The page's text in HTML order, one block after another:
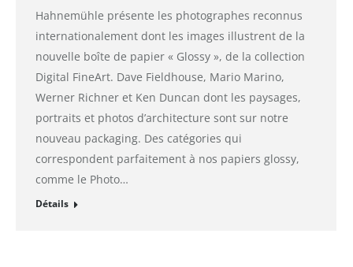
Hahnemühle présente les photographes reconnus
internationalement dont les images illustrent de la
nouvelle boîte de papier « Glossy », de la collection
Digital FineArt. Dave Fieldhouse, Mario Marino,
Werner Richner et Ken Duncan dont les paysages,
portraits et photos d’architecture sont sur notre
nouveau packaging. Des catégories qui
correspondent parfaitement à nos papiers glossy,
comme le Photo…
Détails